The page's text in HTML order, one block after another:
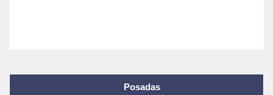
Posadas